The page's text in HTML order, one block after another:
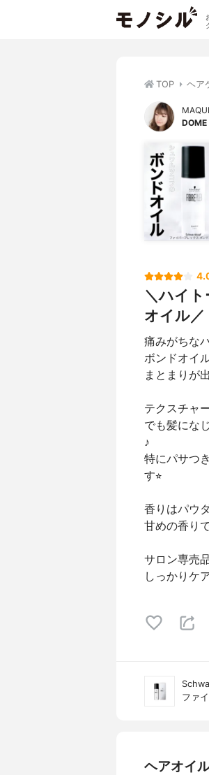
TOP ヘア
DOME
＼ハイ
オイル／
痛みがちな
ボンドオイ
まとまりが
テクスチャ
でも髪にな
♪
特にパサつ
す⭐︎
香りはパウ
甘めの香り
サロン専売
しっかりケ
ファ
ヘアオイ